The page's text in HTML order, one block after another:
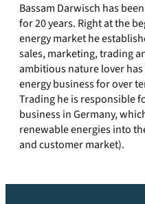
Bassam Darwisch has
for 20 years. Right at the
energy market he
sales, marketing, trading
ambitious nature lover
energy business for over
Trading he is responsible
business in Germany,
renewable energies into
and customer market).